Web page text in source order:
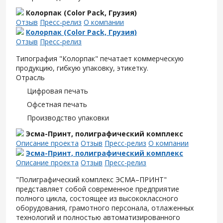
Колорпак (Color Pack, Грузия)
Отзыв Пресс-релиз О компании
Колорпак (Color Pack, Грузия)
Отзыв Пресс-релиз
Типография "Колорпак" печатает коммерческую
продукцию, гибкую упаковку, этикетку.
Отрасль
Цифровая печать
Офсетная печать
Производство упаковки
Эсма-Принт, полиграфический комплекс
Описание проекта Отзыв Пресс-релиз О компании
Эсма-Принт, полиграфический комплекс
Описание проекта Отзыв Пресс-релиз
"Полиграфический комплекс ЭСМА–ПРИНТ"
представляет собой современное предприятие
полного цикла, состоящее из высококлассного
оборудования, грамотного персонала, отлаженных
технологий и полностью автоматизированного